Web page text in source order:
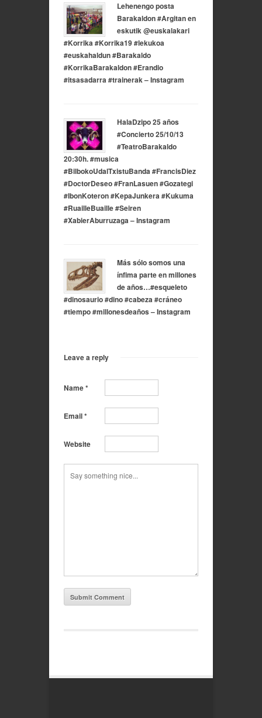
Lehenengo posta
Barakaldon #Argitan en
eskutik @euskalakari
#Korrika #Korrika19 #lekukoa
#euskahaldun #Barakaldo
#KorrikaBarakaldon #Erandio
#itsasadarra #trainerak – Instagram
HalaDzipo 25 años
#Concierto 25/10/13
#TeatroBarakaldo
20:30h. #musica
#BilbokoUdalTxistuBanda #FrancisDiez
#DoctorDeseo #FranLasuen #Gozategi
#IbonKoteron #KepaJunkera #Kukuma
#RuailleBuaille #Seiren
#XabierAburruzaga – Instagram
Más sólo somos una
ínfima parte en millones
de años…#esqueleto
#dinosaurio #dino #cabeza #cráneo
#tiempo #millonesdeaños – Instagram
Leave a reply
Name*
Email*
Website